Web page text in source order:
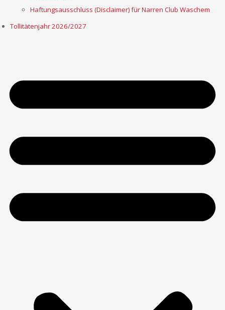
Haftungsausschluss (Disclaimer) für Narren Club Waschem
Tollitätenjahr 2026/2027